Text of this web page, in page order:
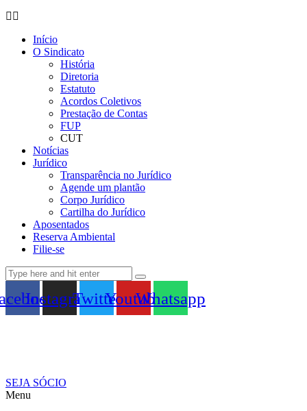
Início
O Sindicato
História
Diretoria
Estatuto
Acordos Coletivos
Prestação de Contas
FUP
CUT
Notícias
Jurídico
Transparência no Jurídico
Agende um plantão
Corpo Jurídico
Cartilha do Jurídico
Aposentados
Reserva Ambiental
Filie-se
InstagramTwitterYoutubeWhatsapp
SEJA SÓCIO
Menu